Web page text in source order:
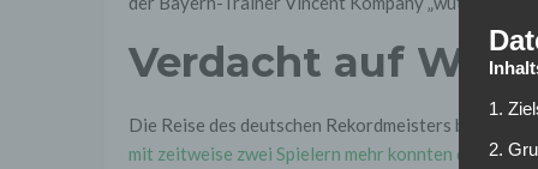
Verdacht auf
Die Reise des deutschen Rekordmeisters beim
mit zeitweise zwei Spielern mehr konnten die
1.
2.